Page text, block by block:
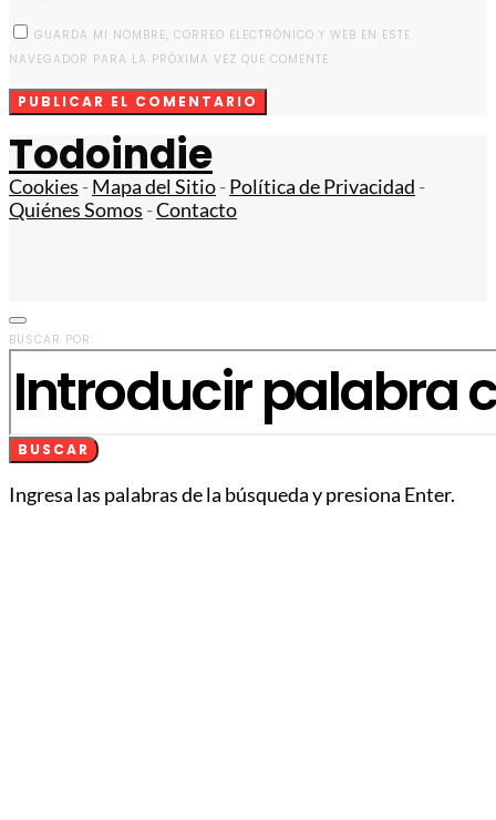
GUARDA MI NOMBRE, CORREO ELECTRÓNICO Y WEB EN ESTE
NAVEGADOR PARA LA PRÓXIMA VEZ QUE COMENTE.
Todoindie
Cookies -Mapa del Sitio-Política de Privacidad -
Quiénes Somos -Contacto
BUSCAR POR:
BUSCAR
Ingresa las palabras de la búsqueda y presiona Enter.